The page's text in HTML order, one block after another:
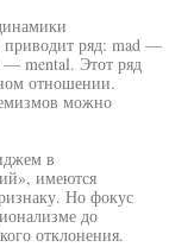
приводит ряд: mad —
mental. Этот ряд
отношении.
можно
в
имеются
Но фокус
до
отклонения.